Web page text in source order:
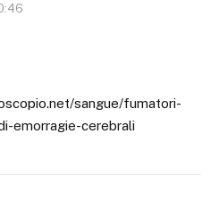
sangue/fumatori-
emorragie-cerebrali